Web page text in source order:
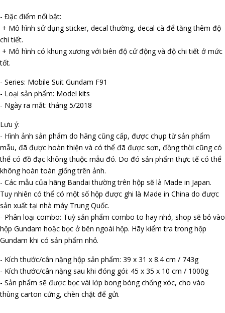
- Đặc điểm nổi bật:
+ Mô hình sử dụng sticker, decal thường, decal cà để tăng thêm độ
chi tiết.
+ Mô hình có khung xương với biên độ cử động và độ chi tiết ở mức
tốt.
- Series: Mobile Suit Gundam F91
- Loại sản phẩm: Model kits
- Ngày ra mắt: tháng 5/2018
Lưu ý:
- Hình ảnh sản phẩm do hãng cũng cấp, được chụp từ sản phẩm
mẫu, đã được hoàn thiện và có thể đã được sơn, đồng thời cũng có
thể có đồ đạc không thuộc mẫu đó. Do đó sản phẩm thực tế có thể
không hoàn toàn giống trên ảnh.
- Các mẫu của hãng Bandai thường trên hộp sẽ là Made in Japan.
Tuy nhiên có thể có một số hộp được ghi là Made in China do được
sản xuất tại nhà máy Trung Quốc.
- Phân loại combo: Tuỳ sản phẩm combo to hay nhỏ, shop sẽ bỏ vào
hộp Gundam hoặc bọc ở bên ngoài hộp. Hãy kiểm tra trong hộp
Gundam khi có sản phẩm nhỏ.
- Kích thước/cân nặng hộp sản phẩm: 39 x 31 x 8.4 cm / 743g
- Kích thước/cân nặng sau khi đóng gói: 45 x 35 x 10 cm / 1000g
- Sản phẩm sẽ được bọc vài lớp bong bóng chống xóc, cho vào
thùng carton cứng, chèn chặt để gửi.